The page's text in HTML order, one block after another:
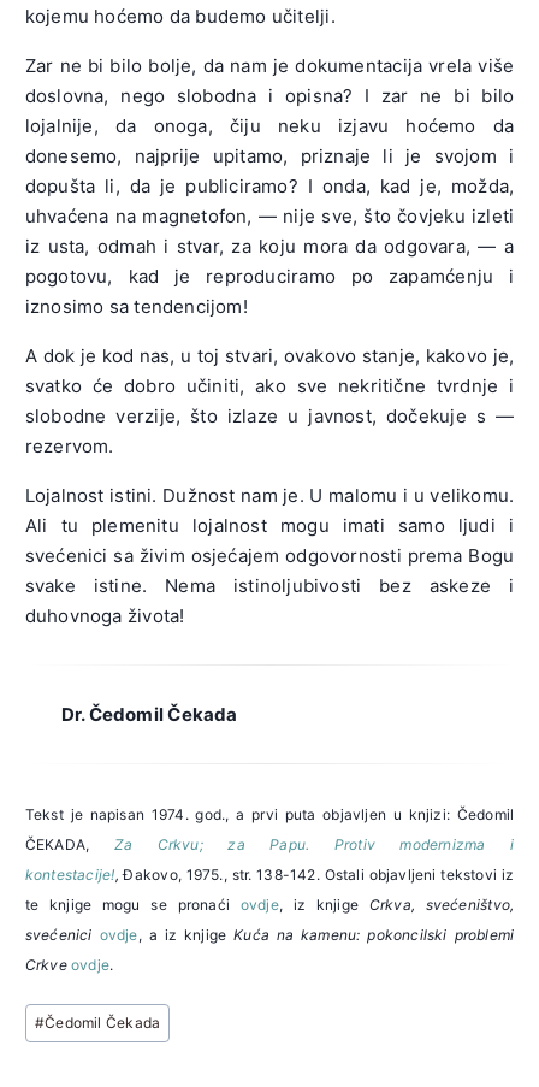
kojemu hoćemo da budemo učitelji.
Zar ne bi bilo bolje, da nam je dokumentacija vrela više
doslovna, nego slobodna i opisna? I zar ne bi bilo
lojalnije, da onoga, čiju neku izjavu hoćemo da
donesemo, najprije upitamo, priznaje li je svojom i
dopušta li, da je publiciramo? I onda, kad je, možda,
uhvaćena na magnetofon, — nije sve, što čovjeku izleti
iz usta, odmah i stvar, za koju mora da odgovara, — a
pogotovu, kad je reproduciramo po zapamćenju i
iznosimo sa tendencijom!
A dok je kod nas, u toj stvari, ovakovo stanje, kakovo je,
svatko će dobro učiniti, ako sve nekritične tvrdnje i
slobodne verzije, što izlaze u javnost, dočekuje s —
rezervom.
Lojalnost istini. Dužnost nam je. U malomu i u velikomu.
Ali tu plemenitu lojalnost mogu imati samo ljudi i
svećenici sa živim osjećajem odgovornosti prema Bogu
svake istine. Nema istinoljubivosti bez askeze i
duhovnoga života!
Dr. Čedomil Čekada
Tekst je napisan 1974. god., a prvi puta objavljen u knjizi: Čedomil
ČEKADA, Za Crkvu; za Papu. Protiv modernizma i
kontestacije!, Đakovo, 1975., str. 138-142. Ostali objavljeni tekstovi iz
te knjige mogu se pronaći ovdje, iz knjige Crkva, svećeništvo,
svećenici ovdje, a iz knjigeKuća na kamenu: pokoncilski problemi
Crkveovdje.
Post
Tags:
#Čedomil Čekada